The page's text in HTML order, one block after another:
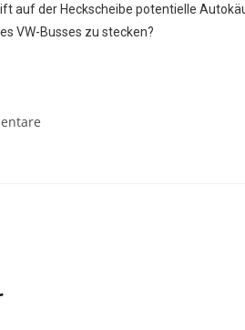
auf der Heckscheibe potentielle
VW-Busses zu stecken?